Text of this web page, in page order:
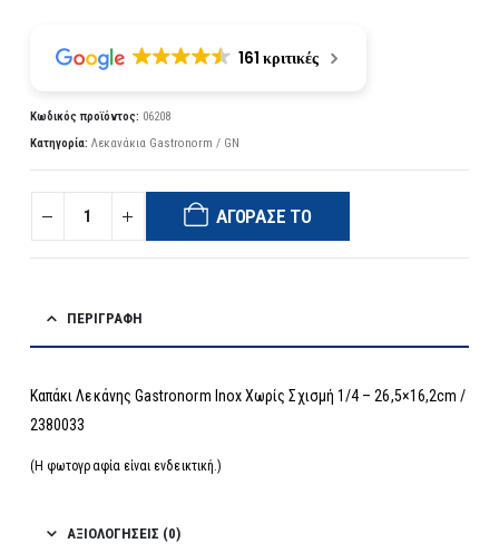
161 κριτικές
Κωδικός προϊόντος: 06208
Κατηγορία: Λεκανάκια Gastronorm / GN
ΑΓΌΡΑΣΈ ΤΟ
ΠΕΡΙΓΡΑΦΉ
Καπάκι Λεκάνης Gastronorm Inox Χωρίς Σχισμή 1/4 – 26,5×16,2cm /
2380033
(Η φωτογραφία είναι ενδεικτική.)
ΑΞΙΟΛΟΓΉΣΕΙΣ (0)